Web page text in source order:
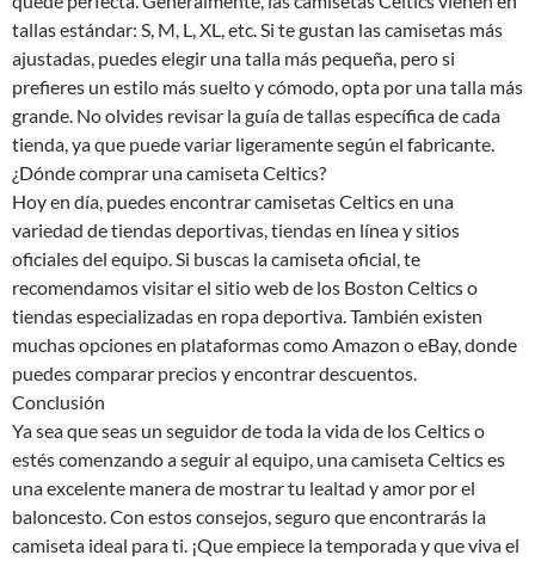
tallas estándar: S, M, L, XL, etc. Si te gustan las camisetas más
ajustadas, puedes elegir una talla más pequeña, pero si
prefieres un estilo más suelto y cómodo, opta por una talla más
grande. No olvides revisar la guía de tallas específica de cada
tienda, ya que puede variar ligeramente según el fabricante.
¿Dónde comprar una camiseta Celtics?
Hoy en día, puedes encontrar camisetas Celtics en una
variedad de tiendas deportivas, tiendas en línea y sitios
oficiales del equipo. Si buscas la camiseta oficial, te
recomendamos visitar el sitio web de los Boston Celtics o
tiendas especializadas en ropa deportiva. También existen
muchas opciones en plataformas como Amazon o eBay, donde
puedes comparar precios y encontrar descuentos.
Conclusión
Ya sea que seas un seguidor de toda la vida de los Celtics o
estés comenzando a seguir al equipo, una camiseta Celtics es
una excelente manera de mostrar tu lealtad y amor por el
baloncesto. Con estos consejos, seguro que encontrarás la
camiseta ideal para ti. ¡Que empiece la temporada y que viva el